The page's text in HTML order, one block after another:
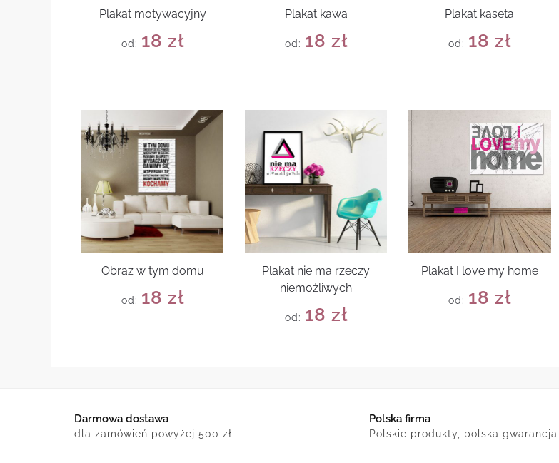
Plakat motywacyjny
od: 18 zł
Plakat kawa
od: 18 zł
Plakat kaseta
od: 18 zł
Obraz w tym domu
od: 18 zł
Plakat nie ma rzeczy
niemożliwych
od: 18 zł
Plakat I love my home
od: 18 zł
Darmowa dostawa
dla zamówień powyżej 500 zł
Polska firma
Polskie produkty, polska gwarancja